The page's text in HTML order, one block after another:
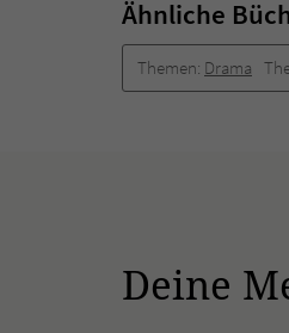
Ähnliche
Themen: Drama
Deine